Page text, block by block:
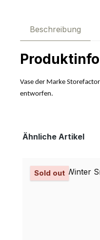
Beschreibung
Vase der Marke
entworfen.
Produktgalerie
Ähnliche Artikel
Sold out